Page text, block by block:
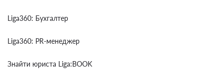
Liga360: Бухгалтер
Liga360: PR-менеджер
Знайти юриста Liga:BOOK